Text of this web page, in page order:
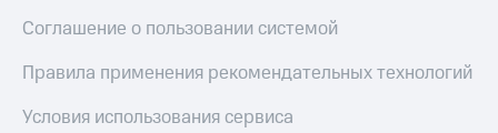
Соглашение о пользовании системой
Правила применения рекомендательных технологий
Условия использования сервиса